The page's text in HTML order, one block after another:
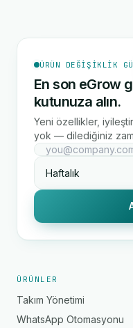
ÜRÜN DEĞIŞIKLIK
En son eGrow
kutunuza alın.
Yeni özellikler,
yok — dilediğiniz
ÜRÜNLER
Takım Yönetimi
WhatsApp Otomasyonu